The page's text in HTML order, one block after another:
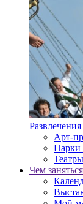
Развлечения
Арт-
Парки
Театры
Чем заняться